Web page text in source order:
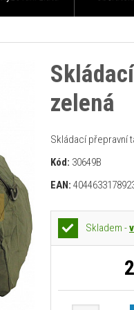
zelená
Skládací přepravní
Kód: 30649B
EAN:
Skladem -